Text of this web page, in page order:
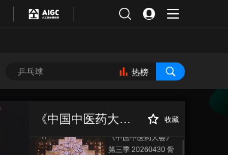
热榜
《中国中医药大会》（第三季） 收藏
结
《中国中医药大会》
泽养容
00:59:59
《中国中医药大会》
第三季 20260430 骨